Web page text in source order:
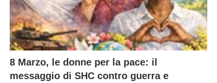
8 Marzo, le donne per la pace: il
messaggio di SHC contro guerra e